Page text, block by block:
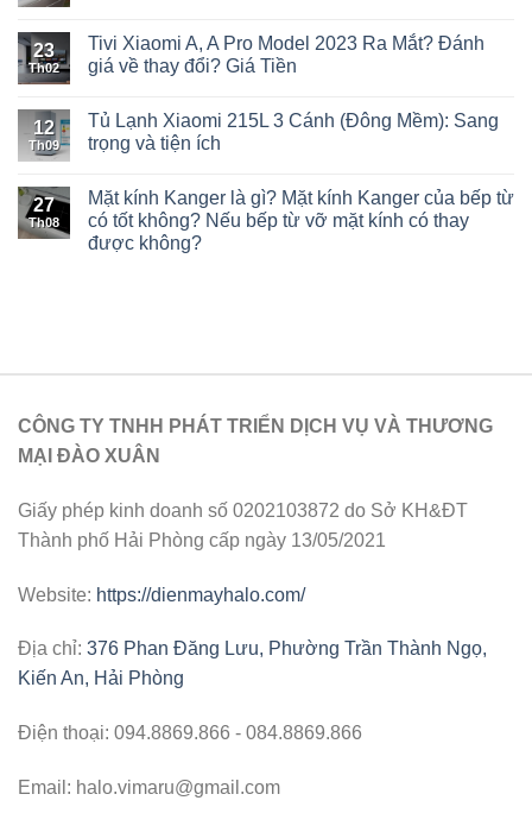
23
Th02
Tivi Xiaomi A, A Pro Model 2023 Ra Mắt? Đánh
giá về thay đổi? Giá Tiền
12
Th09
Tủ Lạnh Xiaomi 215L 3 Cánh (Đông Mềm): Sang
trọng và tiện ích
27
Th08
Mặt kính Kanger là gì? Mặt kính Kanger của bếp từ
có tốt không? Nếu bếp từ vỡ mặt kính có thay
được không?
CÔNG TY TNHH PHÁT TRIỂN DỊCH VỤ VÀ THƯƠNG
MẠI ĐÀO XUÂN
Giấy phép kinh doanh số 0202103872 do Sở KH&ĐT
Thành phố Hải Phòng cấp ngày 13/05/2021
Website: https://dienmayhalo.com/
Địa chỉ: 376 Phan Đăng Lưu, Phường Trần Thành Ngọ,
Kiến An, Hải Phòng
Điện thoại: 094.8869.866 - 084.8869.866
Email: halo.vimaru@gmail.com